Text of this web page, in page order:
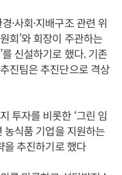
·사회·지배구조 관련 위
회’와 회장이 주관하는
를 신설하기로 했다. 기존
진팀은 추진단으로 격상
투자를 비롯한 ‘그린 임
농식품 기업을 지원하는
을 추진하기로 했다